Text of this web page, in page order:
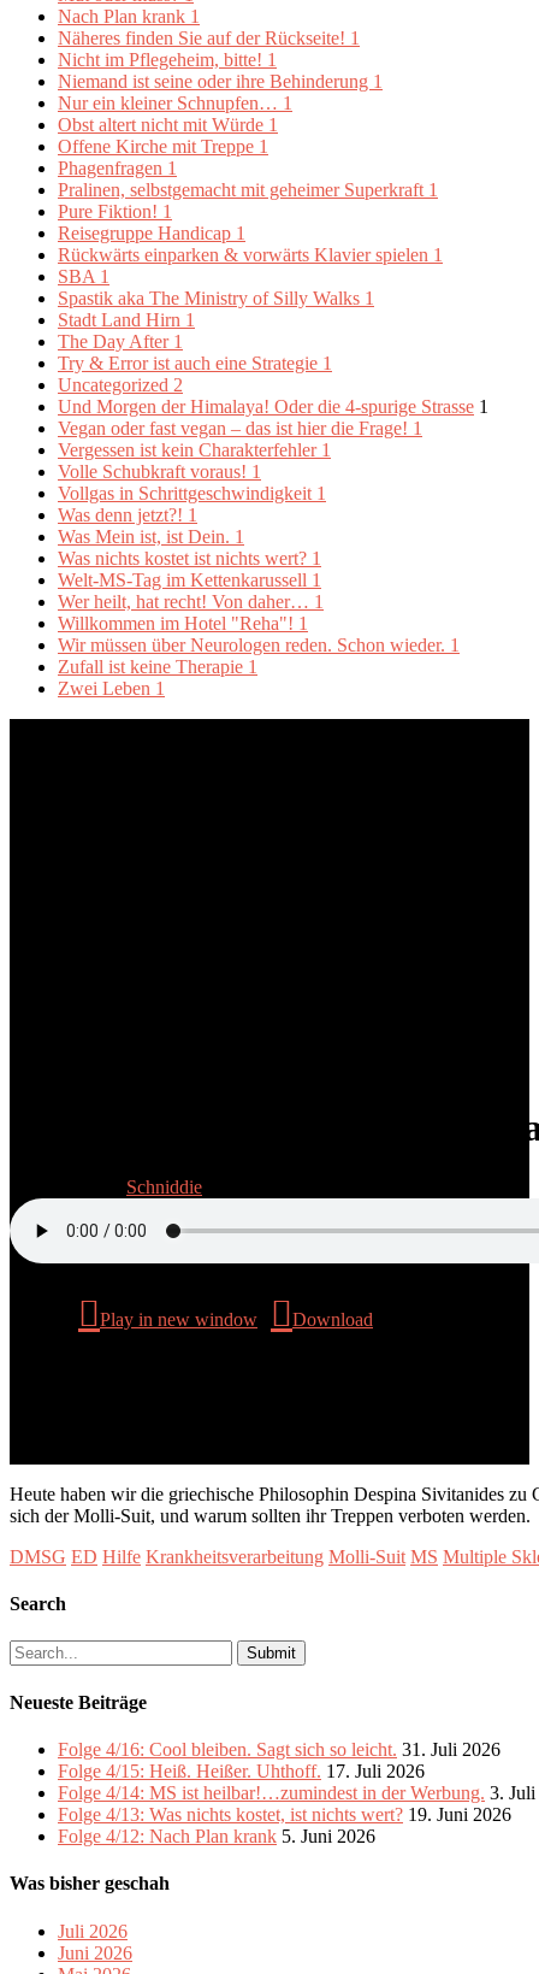
Nach Plan krank 1
Näheres finden Sie auf der Rückseite! 1
Nicht im Pflegeheim, bitte! 1
Niemand ist seine oder ihre Behinderung 1
Nur ein kleiner Schnupfen… 1
Obst altert nicht mit Würde 1
Offene Kirche mit Treppe 1
Phagenfragen 1
Pralinen, selbstgemacht mit geheimer Superkraft 1
Pure Fiktion! 1
Reisegruppe Handicap 1
Rückwärts einparken & vorwärts Klavier spielen 1
SBA 1
Spastik aka The Ministry of Silly Walks 1
Stadt Land Hirn 1
The Day After 1
Try & Error ist auch eine Strategie 1
Uncategorized 2
Und Morgen der Himalaya! Oder die 4-spurige Strasse 1
Vegan oder fast vegan – das ist hier die Frage! 1
Vergessen ist kein Charakterfehler 1
Volle Schubkraft voraus! 1
Vollgas in Schrittgeschwindigkeit 1
Was denn jetzt?! 1
Was Mein ist, ist Dein. 1
Was nichts kostet ist nichts wert? 1
Welt-MS-Tag im Kettenkarussell 1
Wer heilt, hat recht! Von daher… 1
Willkommen im Hotel "Reha"! 1
Wir müssen über Neurologen reden. Schon wieder. 1
Zufall ist keine Therapie 1
Zwei Leben 1
Folge 7: DMSG, immer wird
Schniddie
Play in new window Download
Heute haben wir die griechische Philosophin Despina Sivitanides
sich der Molli-Suit, und warum sollten ihr Treppen verboten werden.
DMSG ED Hilfe Krankheitsverarbeitung Molli-Suit MS Multiple
Search
Search
for:
Neueste Beiträge
Folge 4/16: Cool bleiben. Sagt sich so leicht. 31. Juli 2026
Folge 4/15: Heiß. Heißer. Uhthoff. 17. Juli 2026
Folge 4/14: MS ist heilbar!…zumindest in der Werbung. 3.
Folge 4/13: Was nichts kostet, ist nichts wert? 19. Juni 2026
Folge 4/12: Nach Plan krank 5. Juni 2026
Was bisher geschah
Juli 2026
Juni 2026